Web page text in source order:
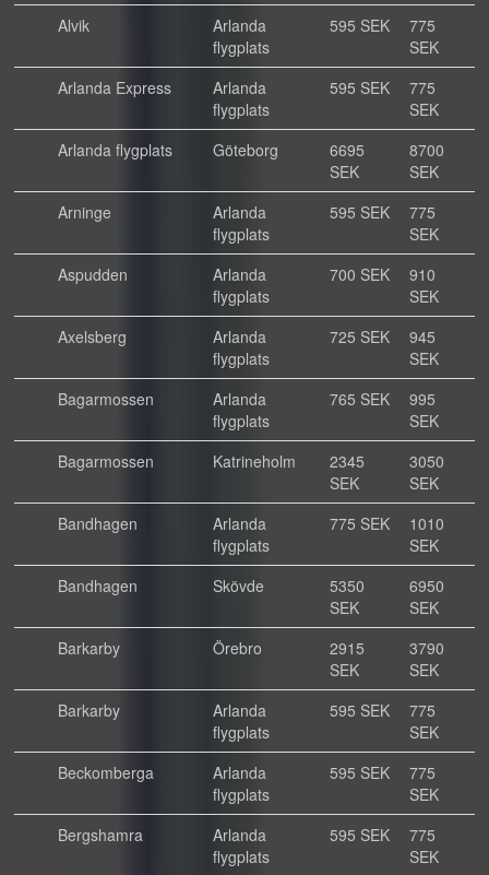
Alvik
Arlanda
flygplats
595 SEK
775
SEK
Arlanda Express
Arlanda
flygplats
595 SEK
775
SEK
Arlanda flygplats
Göteborg
6695
SEK
8700
SEK
Arninge
Arlanda
flygplats
595 SEK
775
SEK
Aspudden
Arlanda
flygplats
700 SEK
910
SEK
Axelsberg
Arlanda
flygplats
725 SEK
945
SEK
Bagarmossen
Arlanda
flygplats
765 SEK
995
SEK
Bagarmossen
Katrineholm
2345
SEK
3050
SEK
Bandhagen
Arlanda
flygplats
775 SEK
1010
SEK
Bandhagen
Skövde
5350
SEK
6950
SEK
Barkarby
Örebro
2915
SEK
3790
SEK
Barkarby
Arlanda
flygplats
595 SEK
775
SEK
Beckomberga
Arlanda
flygplats
595 SEK
775
SEK
Bergshamra
Arlanda
flygplats
595 SEK
775
SEK